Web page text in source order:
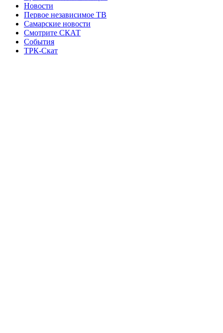
Новости
Первое независимое ТВ
Самарские новости
Смотрите СКАТ
События
ТРК-Скат